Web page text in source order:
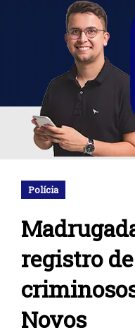
Polícia
registro
Novos